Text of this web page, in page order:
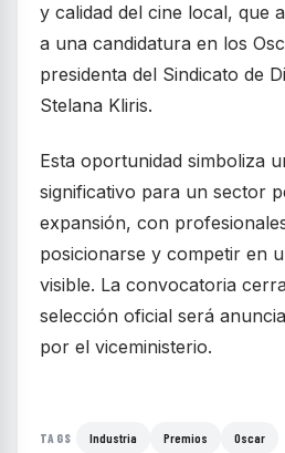
y calidad del cine local, que
a una candidatura en los
presidenta del Sindicato de
Stelana Kliris.
Esta oportunidad simboliza
significativo para un sector
expansión, con
posicionarse y competir en
visible. La convocatoria
selección oficial será
por el viceministerio.
TAGS Industria Premios Oscar